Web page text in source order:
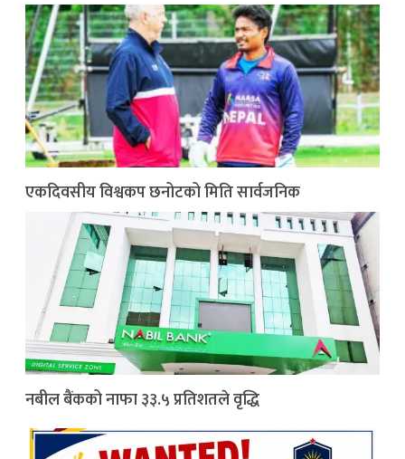
एकदिवसीय विश्वकप छनोटको मिति सार्वजनिक
नबील बैंकको नाफा ३३.५ प्रतिशतले वृद्धि